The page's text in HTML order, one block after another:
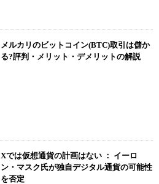
メルカリのビットコイン(BTC)取引は儲か
る?評判・メリット・デメリットの解説
Xでは仮想通貨の計画はない ： イーロ
ン・マスク氏が独自デジタル通貨の可能性
を否定